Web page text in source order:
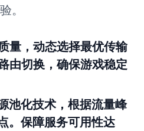
。
量，动态选择最优传输
由切换，确保游戏稳定
池化技术，根据流量峰
。保障服务可用性达